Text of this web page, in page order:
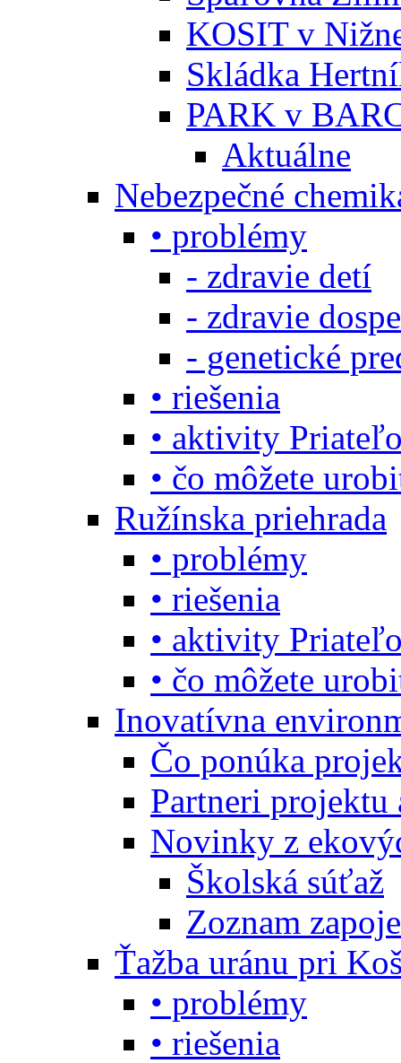
KOSIT v
Skládka
PARK v
Aktuálne
Nebezpečné
• problémy
- zdravie detí
- zdravie
- genetické
• riešenia
• aktivity
• čo môžete
Ružínska priehrada
• problémy
• riešenia
• aktivity
• čo môžete
Inovatívna
Čo ponúka
Partneri projektu
Novinky z
Školská súťaž
Zoznam
Ťažba uránu pri
• problémy
• riešenia